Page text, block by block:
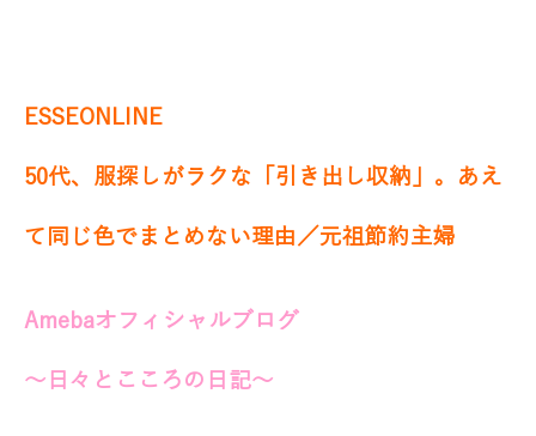
ESSEONLINE
50代、服探しがラクな「引き出し収納」。あえ
て同じ色でまとめない理由／元祖節約主婦
Amebaオフィシャルブログ
～日々とこころの日記～